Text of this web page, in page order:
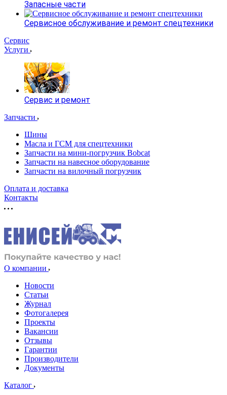
Запасные части
Сервисное обслуживание и ремонт спецтехники
Сервис
Услуги
Сервис и ремонт
Запчасти
Шины
Масла и ГСМ для спецтехники
Запчасти на мини-погрузчик Bobcat
Запчасти на навесное оборудование
Запчасти на вилочный погрузчик
Оплата и доставка
Контакты
О компании
Новости
Статьи
Журнал
Фотогалерея
Проекты
Вакансии
Отзывы
Гарантии
Производители
Документы
Каталог